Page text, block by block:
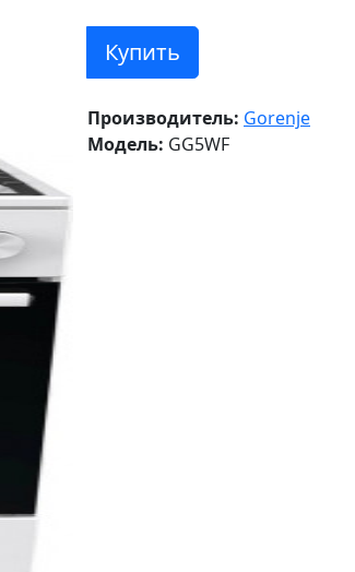
Купить
Производитель: Gorenje
Модель: GG5WF